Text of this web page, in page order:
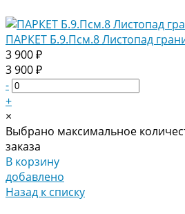
ПАРКЕТ Б.9.Псм.8 Листопад
3 900 ₽
3 900 ₽
-
+
×
Выбрано максимальное
заказа
В корзину
добавлено
Назад к списку